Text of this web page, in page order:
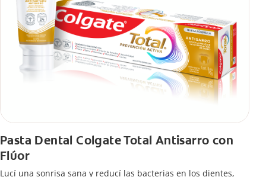
Pasta Dental Colgate Total Antisarro con
Flúor
Lucí una sonrisa sana y reducí las bacterias en los dientes,